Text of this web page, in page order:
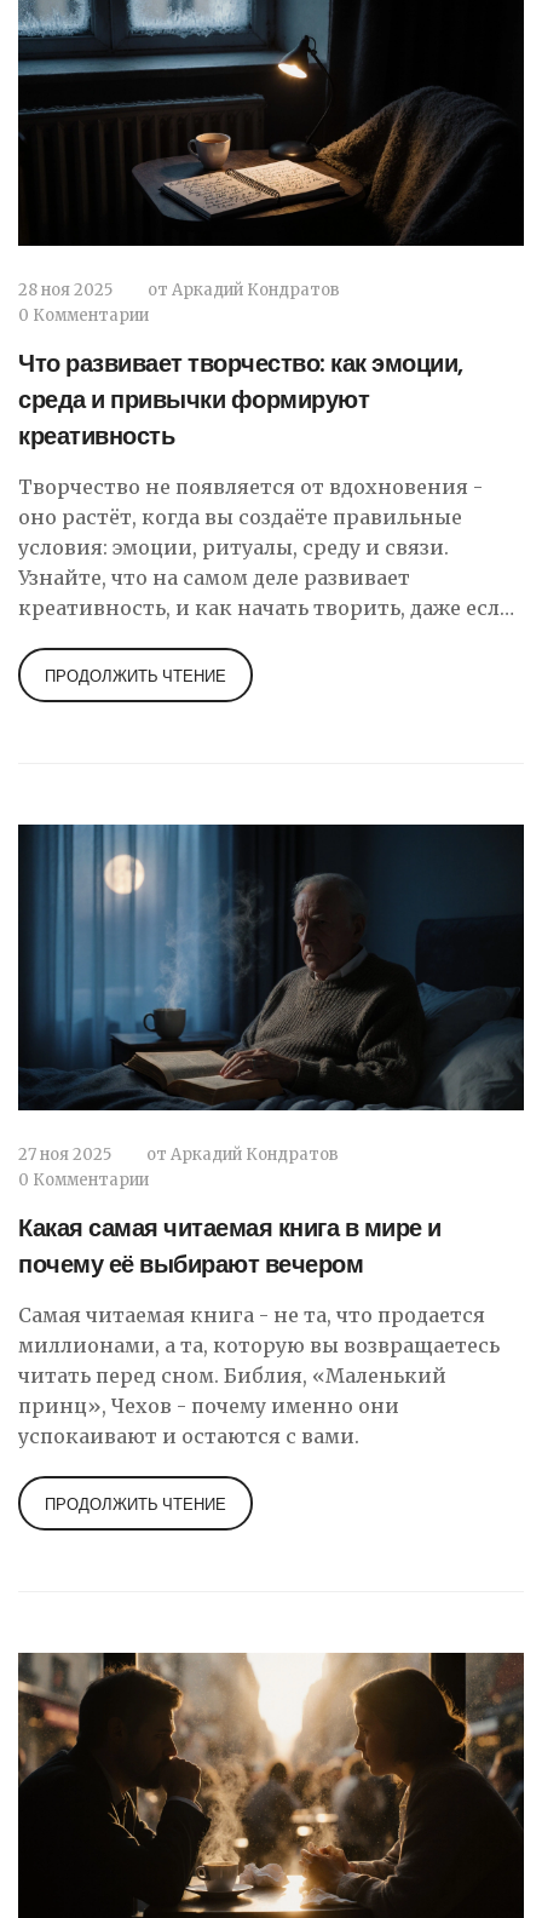
28 ноя 2025 от Аркадий Кондратов
0 Комментарии
Что развивает творчество: как эмоции,
среда и привычки формируют
креативность
Творчество не появляется от вдохновения -
оно растёт, когда вы создаёте правильные
условия: эмоции, ритуалы, среду и связи.
Узнайте, что на самом деле развивает
креативность, и как начать творить, даже если
ПРОДОЛЖИТЬ ЧТЕНИЕ
27 ноя 2025 от Аркадий Кондратов
0 Комментарии
Какая самая читаемая книга в мире и
почему её выбирают вечером
Самая читаемая книга - не та, что продается
миллионами, а та, которую вы возвращаетесь
читать перед сном. Библия, «Маленький
принц», Чехов - почему именно они
успокаивают и остаются с вами.
ПРОДОЛЖИТЬ ЧТЕНИЕ